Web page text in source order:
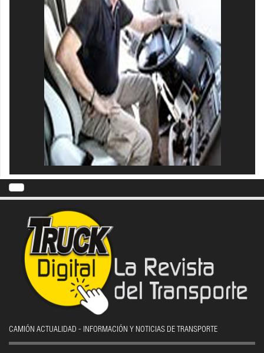
CAMIÓN ACTUALIDAD - INFORMACIÓN Y NOTICIAS DE TRANSPORTE